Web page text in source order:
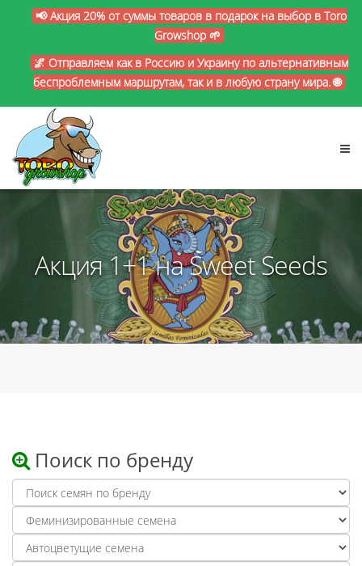
📢 Акция 20% от суммы товаров в подарок на выбор в Toro
Growshop 🌱
🌌 Отправляем как в Россию и Украину по альтернативным
беспроблемным маршрутам, так и в любую страну мира. 🌐
Акция 1+1 на Sweet Seeds
Поиск по бренду